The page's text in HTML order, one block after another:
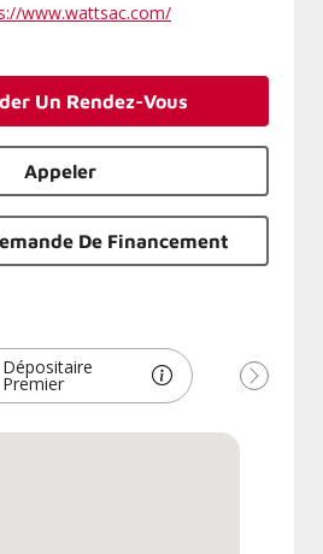
www.wattsac.com/
Un Rendez-Vous
Appeler
De Financement
Dépositaire
Premier Suivant